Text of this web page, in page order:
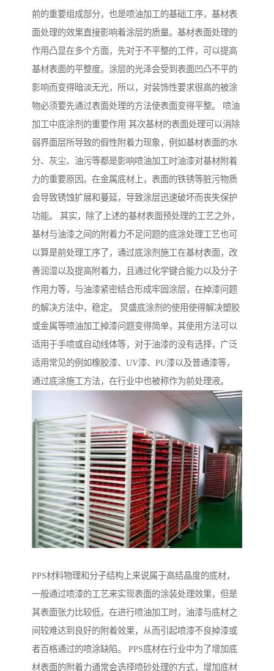
前的重要组成部分，也是喷油加工的基础工序，基材表
面处理的效果直接影响着涂层的质量。基材表面处理的
作用凸显在多个方面，先对于不平整的工件，可以提高
基材表面的平整度。涂层的光泽会受到表面凹凸不平的
影响而变得暗淡无光，所以，对装饰性要求很高的被涂
物必须要先通过表面处理的方法使表面变得平整。 喷油
加工中底涂剂的重要作用 其次基材的表面处理可以消除
弱界面层所导致的假性附着力现象，例如基材表面的水
分、灰尘、油污等都是影响喷油加工时油漆对基材附着
力的重要原因。在金属底材上，表面的铁锈等脏污物质
会导致锈蚀扩展和蔓延，导致涂层迅速破坏而丧失保护
功能。 其实，除了上述的基材表面预处理的工艺之外，
基材与油漆之间的附着力不足问题的底涂处理工艺也可
以算是前处理工序了，通过底涂剂施工在基材表面，改
善润湿以及提高附着力，且通过化学键合能力以及分子
作用力等，与油漆紧密结合形成牢固涂层，在掉漆问题
的解决方法中，稳定。 炅盛底涂剂的使用使得解决塑胶
或金属等喷油加工掉漆问题变得简单，其使用方法可以
适用于手喷或自动线体等，对于油漆的没有选择，广泛
适用常见的例如橡胶漆、UV漆、PU漆以及普通漆等，
通过底涂施工方法，在行业中也被称作为前处理液。
PPS材料物理和分子结构上来说属于高结晶度的底材，
一般通过喷漆的工艺来实现表面的涂装处理效果，但是
其表面张力比较低，在进行喷油加工时，油漆与底材之
间较难达到良好的附着效果，从而引起喷漆不良掉漆或
者百格通过的喷涂缺陷。 PPS底材在行业中为了增加底
材表面的附着力通常会选择喷砂处理的方式，增加底材